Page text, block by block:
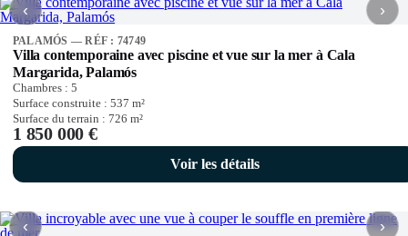
‹ ›
PALAMÓS — RÉF : 74749
Villa contemporaine avec piscine et vue sur la mer à Cala
Margarida, Palamós
Chambres : 5
Surface construite : 537 m²
Surface du terrain : 726 m²
1 850 000 €
Voir les détails
‹ ›